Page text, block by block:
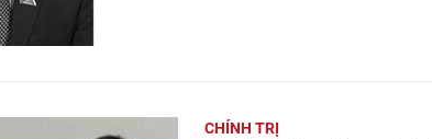
CHÍNH TRỊ